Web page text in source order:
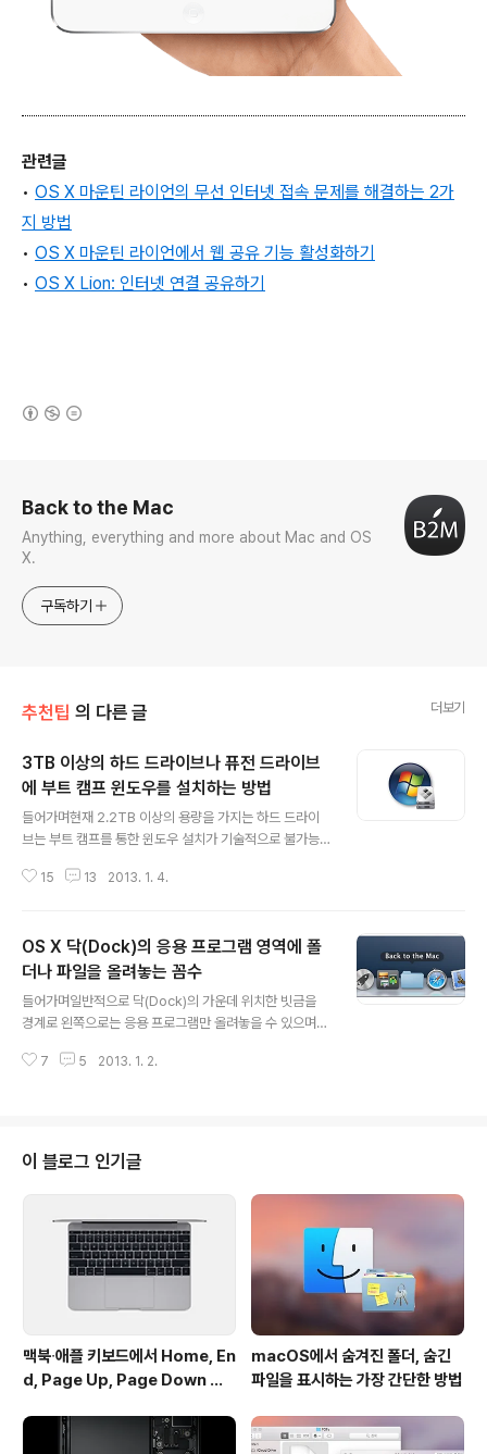
관련글
• OS X 마운틴 라이언의 무선 인터넷 접속 문제를 해결하는 2가
지 방법
• OS X 마운틴 라이언에서 웹 공유 기능 활성화하기
• OS X Lion: 인터넷 연결 공유하기
Back to the Mac
Anything, everything and more about Mac and OS
X.
구독하기
추천팁 의 다른 글 더보기
3TB 이상의 하드 드라이브나 퓨전 드라이브
에 부트 캠프 윈도우를 설치하는 방법
들어가며현재 2.2TB 이상의 용량을 가지는 하드 드라이
브는 부트 캠프를 통한 윈도우 설치가 기술적으로 불가능
면서 3TB 저장장치 옵션(퓨전 드라이브 구성 옵션이나 단
로그램을 실행하면 화면에 에러 메시지만 표시될 뿐 윈도
우 파티션 구성이 제대로 진행되지 않습니다. 앞서 블로그
를 통해서도 이와 관련된 정보글과 뉴스를 수차례 전해드
린 바 있습니다.➥ 3TB 퓨전 드라이브 옵션 추가한 아이맥
➥ 애플 퓨전 드라이브는 무엇인가? 또 어떻게 작동하는
15 13 2013. 1. 4.
OS X 닥(Dock)의 응용 프로그램 영역에 폴
더나 파일을 올려놓는 꼼수
들어가며일반적으로 닥(Dock)의 가운데 위치한 빗금을
경계로 왼쪽으로는 응용 프로그램만 올려놓을 수 있으며
지만 일종의 꼼수를 사용해 (아래 이미지처럼) 응용 프로그
가 '모든 파일의 확장자 보기' 옵션을 체크합니다. (팁 적용
이 완료되면 다시 원상태로 복구하셔도 됩니다.) ▼ 2. 닥
에 등록할 폴더의 이름에 .app 확장자를 임의로 추가합니
다. ▼ 3. 이전에는 불가능했지만 확장자가 .app으로 바뀐
폴더는 닥의 응용 프로그램 영역으로 끌어놓을 수 있습니
다. ▼ 4. 임의로..
7 5 2013. 1. 2.
이 블로그 인기글
맥북∙애플 키보드에서 Home, En
d, Page Up, Page Down 키
macOS에서 숨겨진 폴더, 숨긴
파일을 표시하는 가장 간단한 방법